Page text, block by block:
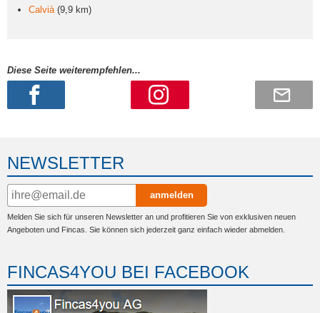
Calvià (9,9 km)
Diese Seite weiterempfehlen...
NEWSLETTER
anmelden
Melden Sie sich für unseren Newsletter an und profitieren Sie von exklusiven neuen
Angeboten und Fincas. Sie können sich jederzeit ganz einfach wieder abmelden.
FINCAS4YOU BEI FACEBOOK